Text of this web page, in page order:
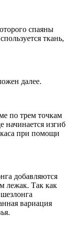
спаяны
ткань,
далее.
по трем точкам
начинается изгиб
при помощи
добавляются
лежак. Так как
вариация